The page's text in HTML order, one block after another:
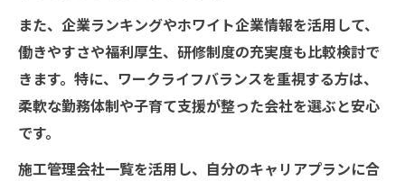
また、企業ランキングやホワイト企業情報を活用して、
働きやすさや福利厚生、研修制度の充実度も比較検討で
きます。特に、ワークライフバランスを重視する方は、
柔軟な勤務体制や子育て支援が整った会社を選ぶと安心
です。
施工管理会社一覧を活用し、自分のキャリアプランに合